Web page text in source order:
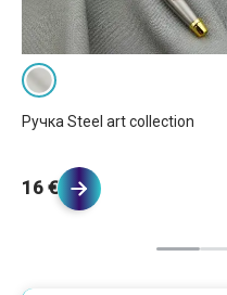
Ручка Steel art collection
16 €